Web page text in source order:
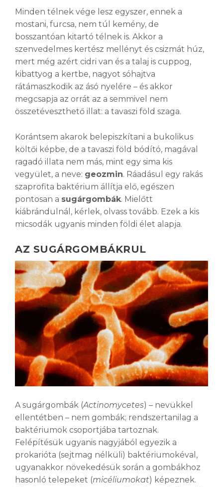
Minden télnek vége lesz egyszer, ennek a
mostani, furcsa, nem túl kemény, de
bosszantóan kitartó télnek is. Akkor a
szenvedelmes kertész mellényt és csizmát húz,
mert még azért cidri van és a talaj is cuppog,
kibattyog a kertbe, nagyot sóhajtva
rátámaszkodik az ásó nyelére – és akkor
megcsapja az orrát az a semmivel nem
összetéveszthető illat: a tavaszi föld szaga.
Korántsem akarok belepiszkítani a bukolikus
költői képbe, de a tavaszi föld bódító, magával
ragadó illata nem más, mint egy sima kis
vegyület, a neve: geozmin. Ráadásul egy rakás
szaprofita baktérium állítja elő, egészen
pontosan a sugárgombák. Mielőtt
kiábrándulnál, kérlek, olvass tovább. Ezek a kis
micsodák ugyanis minden földi élet alapja.
AZ SUGÁRGOMBÁKRUL
A sugárgombák (Actinomycetes) – nevükkel
ellentétben – nem gombák; rendszertanilag a
baktériumok csoportjába tartoznak.
Felépítésük ugyanis nagyjából egyezik a
prokarióta (sejtmag nélküli) baktériumokéval,
ugyanakkor növekedésük során a gombákhoz
hasonló telepeket (micéliumokat) képeznek.